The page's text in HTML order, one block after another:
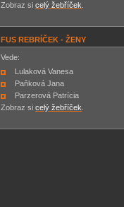
Zobraz si celý žebříček
FUS REBRÍČEK - ŽENY
Vede:
Lulaková Vanesa
Paňková Jana
Parzerová Patrícia
Zobraz si celý žebříček